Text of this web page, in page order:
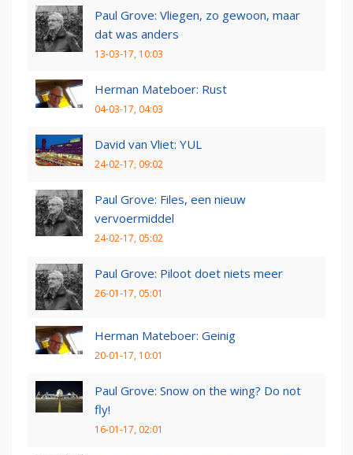
Paul Grove: Vliegen, zo gewoon, maar
dat was anders
13-03-17, 10:03
Herman Mateboer: Rust
04-03-17, 04:03
David van Vliet: YUL
24-02-17, 09:02
Paul Grove: Files, een nieuw
vervoermiddel
24-02-17, 05:02
Paul Grove: Piloot doet niets meer
26-01-17, 05:01
Herman Mateboer: Geinig
20-01-17, 10:01
Paul Grove: Snow on the wing? Do not
fly!
16-01-17, 02:01